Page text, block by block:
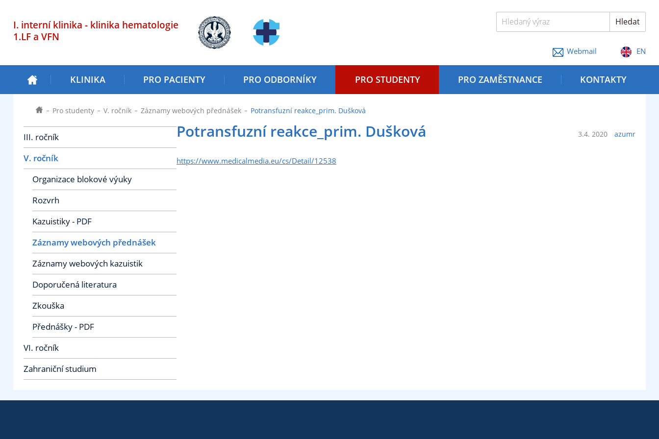
I. interní klinika - klinika hematologie
1.LF a VFN
Hledaný výraz Hledat
Webmail EN
KLINIKA PRO PACIENTY PRO ODBORNÍKY PRO STUDENTY PRO ZAMĚSTNANCE KONTAKTY
Pro studenty V. ročník Záznamy webových přednášek Potransfuzní reakce_prim. Dušková
III. ročník
V. ročník
Organizace blokové výuky
Rozvrh
Kazuistiky - PDF
Záznamy webových přednášek
Záznamy webových kazuistik
Doporučená literatura
Zkouška
Přednášky - PDF
VI. ročník
Zahraniční studium
3.4. 2020 azumr
Potransfuzní reakce_prim. Dušková
https://www.medicalmedia.eu/cs/Detail/12538